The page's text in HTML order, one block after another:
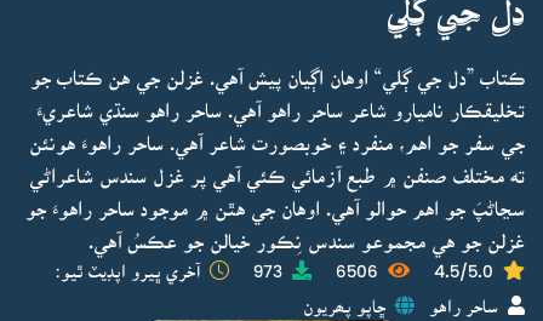
دل جي ڳلي
ڪتاب ”دل جي ڳلي“ اوهان اڳيان پيش آهي. غزلن جي هن ڪتاب جو
تخليقڪار ناميارو شاعر ساحر راهو آهي. ساحر راهو سنڌي شاعريءَ
جي سفر جو اهم، منفرد ۽ خوبصورت شاعر آهي. ساحر راهوءَ هونئن
ته مختلف صنفن ۾ طبع آزمائي ڪئي آهي پر غزل سندس شاعراڻي
سڃاڻپَ جو اهم حوالو آهي. اوهان جي هٿن ۾ موجود ساحر راهوءَ جو
غزلن جو هي مجموعو سندس نِڪور خيالن جو عڪسُ آهي.
4.5/5.0
6506
973 آخري ڀيرو اپڊيٽ ٿيو:
ساحر راهو ڇاپو پھريون